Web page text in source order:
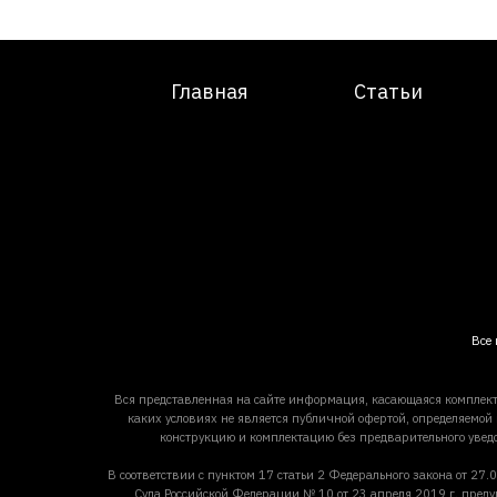
Статьи
Главная
Все
Вся представленная на сайте информация, касающаяся
каких условиях не является публичной офертой,
конструкцию и комплектацию без предварительного
В соответствии с пунктом 17 статьи 2 Федерального закона
Суда Российской Федерации № 10 от 23 апреля 2019 г.